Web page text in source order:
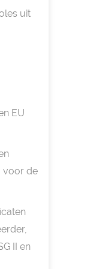
uit
EU
voor de
II en